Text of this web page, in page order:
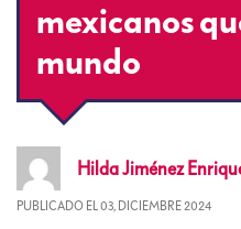
mexicanos
mundo
HildaJiménez
PUBLICADO EL 03, DICIEMBRE 2024